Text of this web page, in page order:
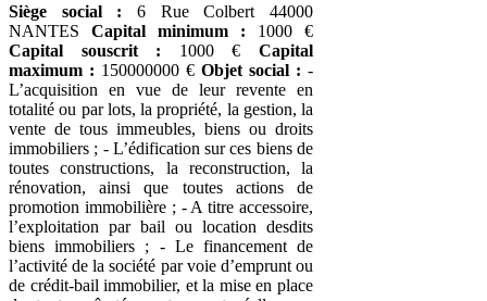
Siège social : 6 Rue Colbert 44000
NANTES Capital minimum : 1000 €
Capital souscrit : 1000 €Capital
maximum : 150000000 € Objet social : -
L’acquisition en vue de leur revente en
totalité ou par lots, la propriété, la gestion, la
vente de tous immeubles, biens ou droits
immobiliers ; - L’édification sur ces biens de
toutes constructions, la reconstruction, la
rénovation, ainsi que toutes actions de
promotion immobilière ; - A titre accessoire,
l’exploitation par bail ou location desdits
biens immobiliers ; - Le financement de
l’activité de la société par voie d’emprunt ou
de crédit-bail immobilier, et la mise en place